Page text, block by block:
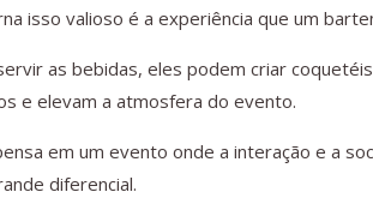
isso valioso é a experiência que um
as bebidas, eles podem criar
e elevam a atmosfera do evento.
em um evento onde a interação e a
diferencial.